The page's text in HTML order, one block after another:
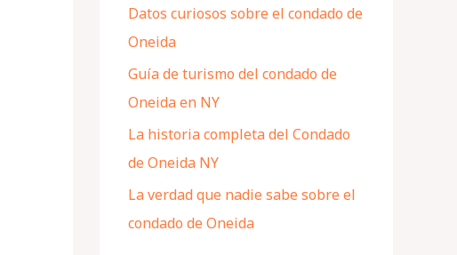
r
:
Datos curiosos sobre el condado de
Oneida
Guía de turismo del condado de
Oneida en NY
La historia completa del Condado
de Oneida NY
La verdad que nadie sabe sobre el
condado de Oneida